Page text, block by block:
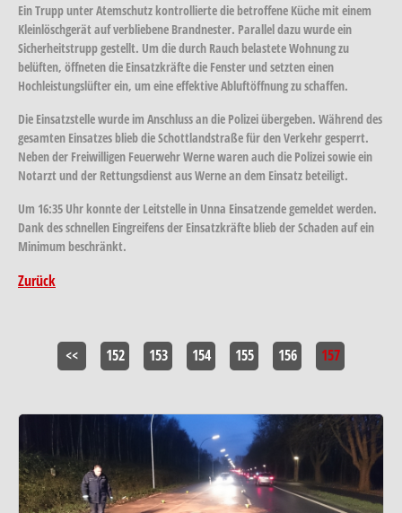
Ein Trupp unter Atemschutz kontrollierte die betroffene Küche mit einem
Kleinlöschgerät auf verbliebene Brandnester. Parallel dazu wurde ein
Sicherheitstrupp gestellt. Um die durch Rauch belastete Wohnung zu
belüften, öffneten die Einsatzkräfte die Fenster und setzten einen
Hochleistungslüfter ein, um eine effektive Abluftöffnung zu schaffen.
Die Einsatzstelle wurde im Anschluss an die Polizei übergeben. Während des
gesamten Einsatzes blieb die Schottlandstraße für den Verkehr gesperrt.
Neben der Freiwilligen Feuerwehr Werne waren auch die Polizei sowie ein
Notarzt und der Rettungsdienst aus Werne an dem Einsatz beteiligt.
Um 16:35 Uhr konnte der Leitstelle in Unna Einsatzende gemeldet werden.
Dank des schnellen Eingreifens der Einsatzkräfte blieb der Schaden auf ein
Minimum beschränkt.
Zurück
<< 152 153 154 155 156 157